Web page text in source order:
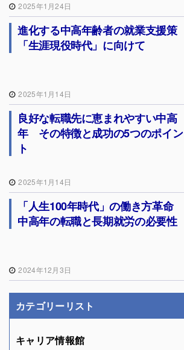
2025年1月24日
進化する中高年齢者の就業支援策
「生涯現役時代」に向けて
2025年1月14日
良好な転職先に恵まれやすい中高
年 その特徴と成功の5つのポイン
ト
2025年1月14日
「人生100年時代」の働き方革命
中高年の転職と長期就労の必要性
2024年12月3日
カテゴリーリスト
キャリア情報館